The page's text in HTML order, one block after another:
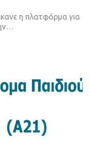
η πλατφόρμα για